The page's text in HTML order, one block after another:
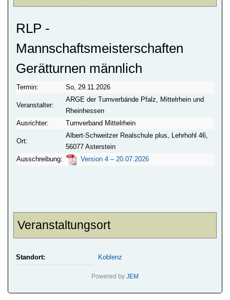
RLP -
Mannschaftsmeisterschaften
Gerätturnen männlich
Termin: So, 29.11.2026
Veranstalter:
ARGE der Turnverbände Pfalz, Mittelrhein und
Rheinhessen
Ausrichter:
Turnverband Mittelrhein
Ort:
Albert-Schweitzer Realschule plus, Lehrhohl 46,
56077 Asterstein
Ausschreibung:
Version 4 – 20.07.2026
Veranstaltungsort
Standort: Koblenz
Powered by JEM